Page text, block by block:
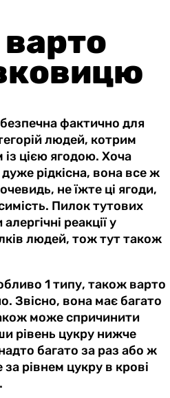
фактично для
людей, котрим
цією ягодою. Хоча
рідкісна, вона все ж
не їжте ці ягоди,
Пилок тутових
реакції у
людей, тож тут також
1 типу, також варто
Звісно, вона має багато
може спричинити
рівень цукру нижче
багато за раз або ж
рівнем цукру в крові